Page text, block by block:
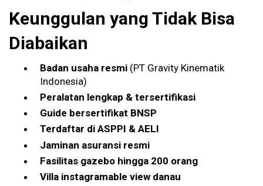
Keunggulan yang Tidak Bisa
Diabaikan
Badan usaha resmi(PT Gravity Kinematik
Indonesia)
Peralatan lengkap & tersertifikasi
Guide bersertifikat BNSP
Terdaftar di ASPPI & AELI
Jaminan asuransi resmi
Fasilitas gazebo hingga 200 orang
Villa instagramable view danau